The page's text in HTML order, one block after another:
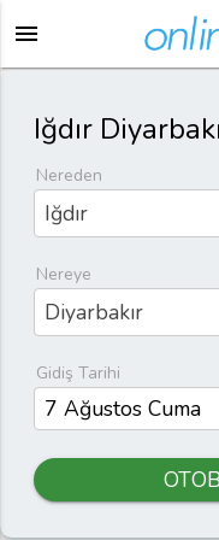
menu
Iğdır
Nereden
Iğdır
Nereye
Diyarbakır
Gidiş Tarihi